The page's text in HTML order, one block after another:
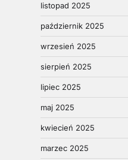
listopad 2025
październik 2025
wrzesień 2025
sierpień 2025
lipiec 2025
maj 2025
kwiecień 2025
marzec 2025